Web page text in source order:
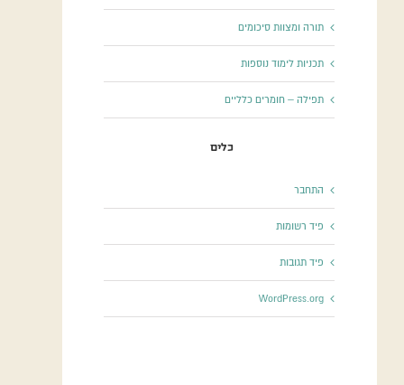
תורה ומצוות סיכומים
תכניות לימוד נוספות
תפילה – חומרים כלליים
כלים
התחבר
פיד רשומות
פיד תגובות
WordPress.org